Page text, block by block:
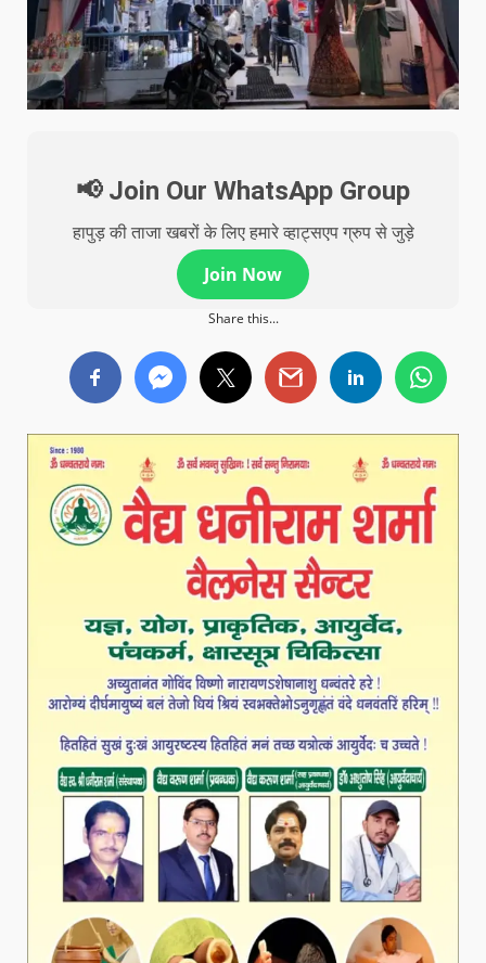
📢 Join Our WhatsApp Group
हापुड़ की ताजा खबरों के लिए हमारे व्हाट्सएप ग्रुप से जुड़े
Join Now
Share this...